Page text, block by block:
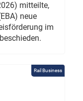
mitteilte,
neue
im
Rail Business